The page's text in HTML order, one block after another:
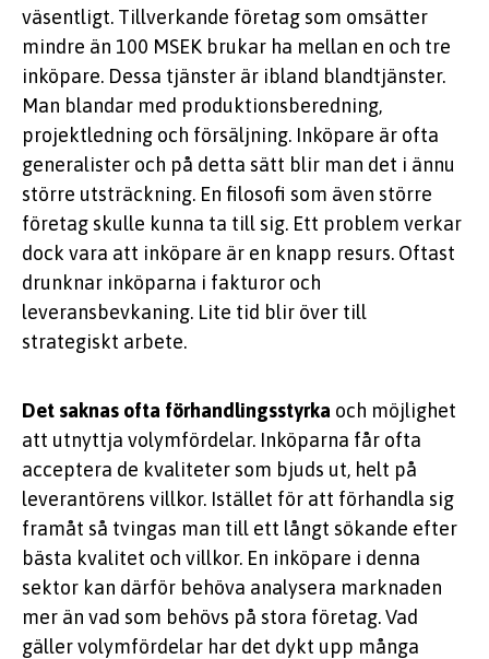
väsentligt. Tillverkande företag som omsätter
mindre än 100 MSEK brukar ha mellan en och tre
inköpare. Dessa tjänster är ibland blandtjänster.
Man blandar med produktionsberedning,
projektledning och försäljning. Inköpare är ofta
generalister och på detta sätt blir man det i ännu
större utsträckning. En filosofi som även större
företag skulle kunna ta till sig. Ett problem verkar
dock vara att inköpare är en knapp resurs. Oftast
drunknar inköparna i fakturor och
leveransbevkaning. Lite tid blir över till
strategiskt arbete.
Det saknas ofta förhandlingsstyrka och möjlighet
att utnyttja volymfördelar. Inköparna får ofta
acceptera de kvaliteter som bjuds ut, helt på
leverantörens villkor. Istället för att förhandla sig
framåt så tvingas man till ett långt sökande efter
bästa kvalitet och villkor. En inköpare i denna
sektor kan därför behöva analysera marknaden
mer än vad som behövs på stora företag. Vad
gäller volymfördelar har det dykt upp många